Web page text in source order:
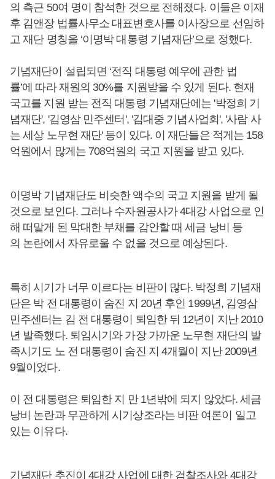
의 측근 50여 명이 참석한 것으로 전해졌다. 이들은 이재
후 김앤장 법률사무소 대표변호사를 이사장으로 선임하
고 재단 명칭을 ‘이명박 대통령 기념재단’으로 정했다.
기념재단이 설립되면 ‘전직 대통령 예우에 관한 법
률’에 따라 재원의 30%를 지원받을 수 있게 된다. 현재
국고를 지원 받는 전직 대통령 기념재단에는 '박정희 기
념재단', '김영삼 민주센터', '김대중 기념사업회', '사람 사
는 세상 노무현 재단' 등이 있다. 이 재단들은 적게는 158
억원에서 많게는 708억원의 국고 지원을 받고 있다.
이명박 기념재단도 비슷한 액수의 국고 지원을 받게 될
것으로 보인다. 그러나 수자원공사가 4대강 사업으로 인
해 떠맡게 된 막대한 부채를 감안할 때 세금 낭비 등
의 논란에서 자유로울 수 없을 것으로 예상된다.
특히 시기가 너무 이르다는 비판이 많다. 박정희 기념재
단은 박 전 대통령이 숨진 지 20년 후인 1999년, 김영삼
민주센터는 김 전 대통령이 퇴임한 뒤 12년이 지난 2010
년 발족했다. 퇴임시기와 가장 가까운 노무현 재단의 발
족시기도 노 전 대통령이 숨진 지 4개월이 지난 2009년
9월이었다.
이 전 대통령은 퇴임한 지 만 1년밖에 되지 않았다. 세금
낭비 논란과 무관하게 시기상조라는 비판 여론이 일고
있는 이유다.
기념재단 추진이 4대강 사업에 대한 검찰조사와 4대강